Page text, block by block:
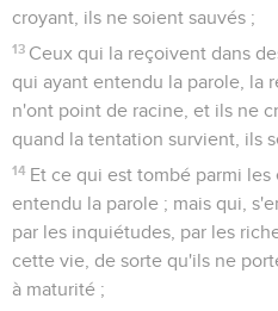
croyant, ils ne soient sauvés ;
13 Ceux qui la reçoivent dans
qui ayant entendu la parole, la
n'ont point de racine, et ils ne
quand la tentation survient, ils
14 Et ce qui est tombé parmi
entendu la parole ; mais qui,
par les inquiétudes, par les
cette vie, de sorte qu'ils ne
à maturité ;